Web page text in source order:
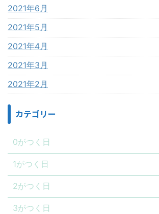
2021年6月
2021年5月
2021年4月
2021年3月
2021年2月
カテゴリー
0がつく日
1がつく日
2がつく日
3がつく日